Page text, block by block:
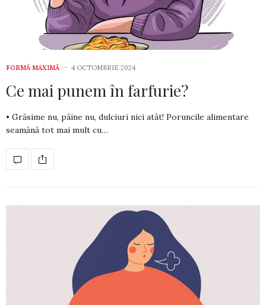
FORMĂ MAXIMĂ 4 OCTOMBRIE 2024
Ce mai punem în farfurie?
• Grăsime nu, pâine nu, dulciuri nici atât! Poruncile alimentare
sea­mă­nă tot mai mult cu…